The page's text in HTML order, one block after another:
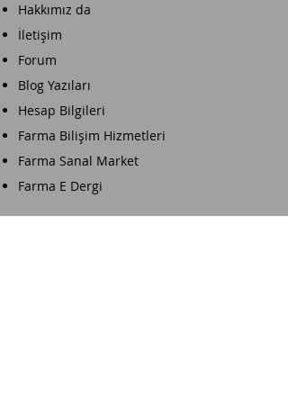
Hakkımız da
İletişim
Forum
Blog Yazıları
Hesap Bilgileri
Farma Bilişim Hizmetleri
Farma Sanal Market
Farma E Dergi
Farma E-Ticaret